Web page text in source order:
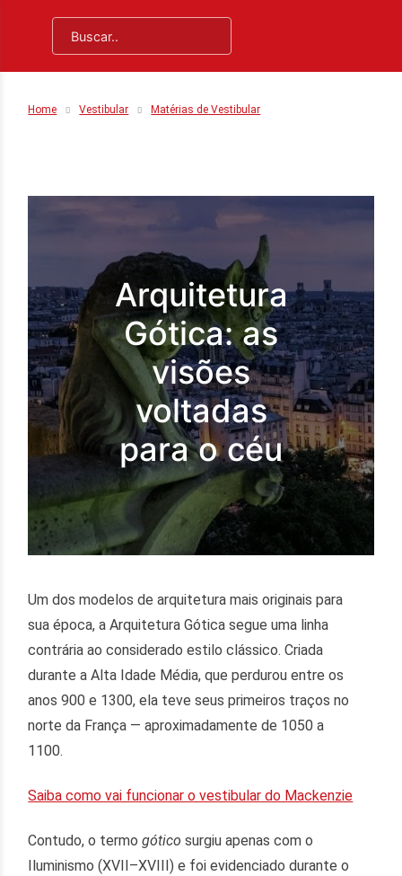
Home Vestibular Matérias de Vestibular
Arquitetura
Gótica: as
visões
voltadas
para o céu
Um dos modelos de arquitetura mais originais para
sua época, a Arquitetura Gótica segue uma linha
contrária ao considerado estilo clássico. Criada
durante a Alta Idade Média, que perdurou entre os
anos 900 e 1300, ela teve seus primeiros traços no
norte da França — aproximadamente de 1050 a
1100.
Saiba como vai funcionar o vestibular do Mackenzie
Contudo, o termogótico surgiu apenas com o
Iluminismo (XVII–XVIII) e foi evidenciado durante o